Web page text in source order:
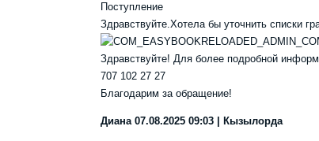
Поступление
Здравствуйте.Хотела бы уточнить списки
Здравствуйте! Для более подробной
707 102 27 27
Благодарим за обращение!
Диана 07.08.2025 09:03 | Кызылорда